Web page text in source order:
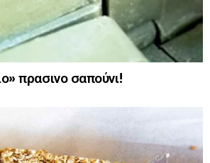
πρασινο σαπούνι!